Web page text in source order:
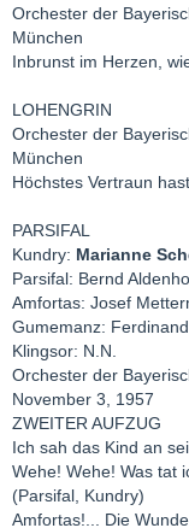
Orchester der
München
Inbrunst im Herzen,
LOHENGRIN
Orchester der
München
Höchstes Vertraun
PARSIFAL
Kundry: Marianne
Parsifal: Bernd
Amfortas: Josef
Gumemanz:
Klingsor: N.N.
Orchester der
November 3, 1957
ZWEITER AUFZUG
Ich sah das Kind an
Wehe! Wehe! Was tat
(Parsifal, Kundry)
Amfortas!... Die